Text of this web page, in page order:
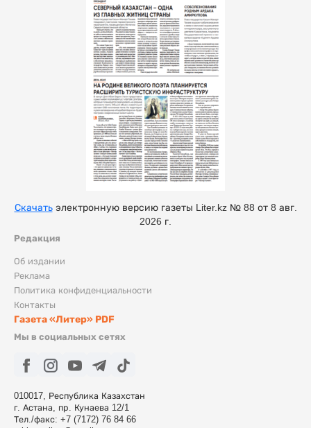
Редакция
Об издании
Реклама
Политика конфиденциальности
Контакты
Газета «Литер» PDF
Мы в социальных сетях
010017, Республика Казахстан
г. Астана, пр. Кунаева 12/1
Тел./факс: +7 (7172) 76 84 66
Скачатьэлектронную версию газеты Liter.kz № 88 от 8 авг.
2026 г.